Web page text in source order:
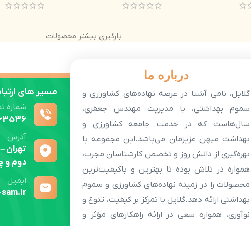
بارگیری بیشتر محصولات
درباره ما
گلایل، نامی آشنا در عرصه نهاده‌های کشاورزی و
سموم بهداشتی، با مدیریت مهندس جعفری،
سال‌هاست که در خدمت جامعه کشاورزی و
بهداشت میهن عزیزمان می‌باشد.این مجموعه با
بهره‌گیری از دانش روز و تخصص کارشناسان مجرب،
همواره در تلاش بوده تا بهترین و باکیفیت‌ترین
محصولات را در زمینه نهاده‌های کشاورزی و سموم
بهداشتی ارائه دهد.گلایل با تمرکز بر کیفیت، تنوع و
نوآوری، همواره سعی در ارائه راهکارهای مؤثر و
مسیر های
شماره
آدرس
تهران
دوم و
ایمیل